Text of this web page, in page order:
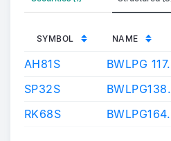
SYMBOL NAME
AH81S BWLPG
SP32S
RK68S